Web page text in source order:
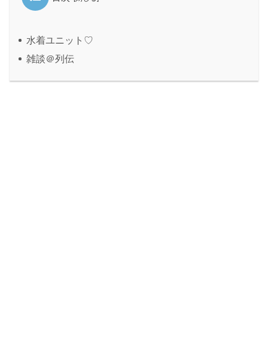
水着ユニット♡
雑談＠列伝